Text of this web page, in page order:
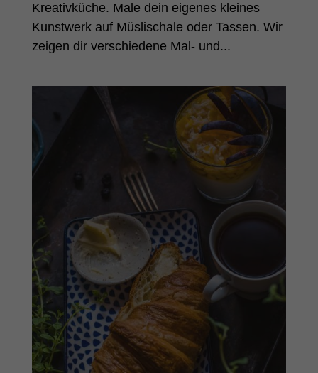
Kreativküche. Male dein eigenes kleines
Kunstwerk auf Müslischale oder Tassen. Wir
zeigen dir verschiedene Mal- und...